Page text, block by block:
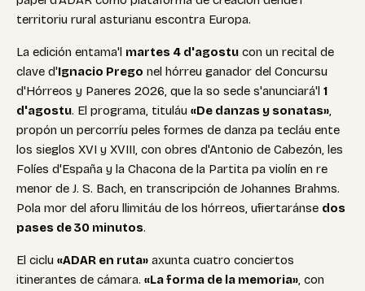
territoriu rural asturianu escontra Europa.
La edición entama'l martes 4 d'agostu con un recital de
clave d'Ignacio Prego nel hórreu ganador del Concursu
d'Hórreos y Paneres 2026, que la so sede s'anunciará'l 1
d'agostu. El programa, tituláu «De danzas y sonatas»,
propón un percorríu peles formes de danza pa tecláu ente
los sieglos XVI y XVIII, con obres d'Antonio de Cabezón, les
Folíes d'España y la Chacona de la Partita pa violín en re
menor de J. S. Bach, en transcripción de Johannes Brahms.
Pola mor del aforu llimitáu de los hórreos, ufiertaránse dos
pases de 30 minutos.
El ciclu «ADAR en ruta» axunta cuatro conciertos
itinerantes de cámara. «La forma de la memoria», con